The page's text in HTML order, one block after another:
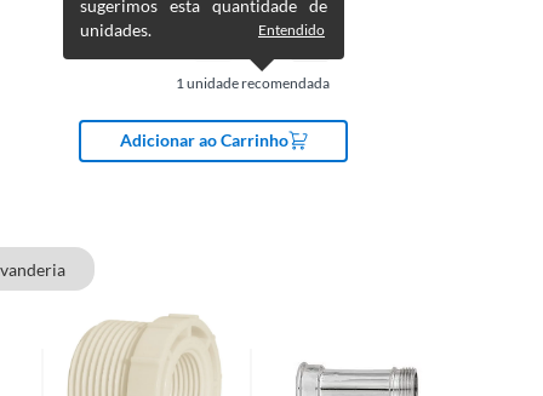
1 unidade recomendada
sugerimos esta quantidade de
unidades.
Entendido
Adicionar ao Carrinho